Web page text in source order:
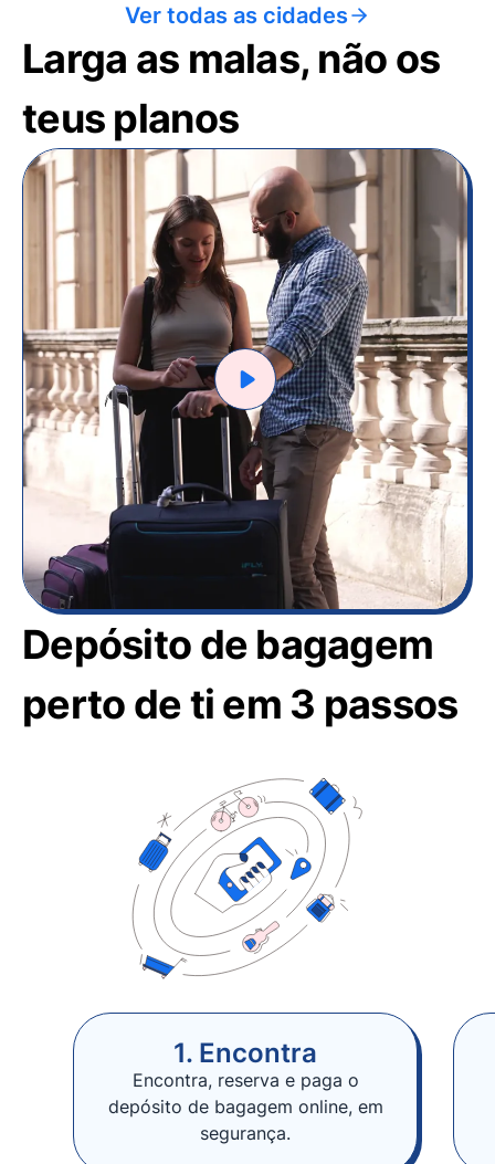
Ver todas as cidades
Larga as malas, não os
teus planos
Depósito de bagagem
perto de ti em 3 passos
1. Encontra
Encontra, reserva e paga o
depósito de bagagem online, em
segurança.